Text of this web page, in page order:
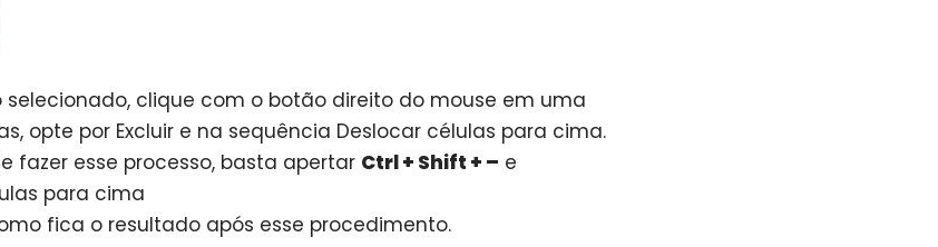
selecionado, clique com o botão direito do mouse em uma
opte por Excluir e na sequência Deslocar células para cima.
fazer esse processo, basta apertar Ctrl + Shift + – e
para cima
fica o resultado após esse procedimento.